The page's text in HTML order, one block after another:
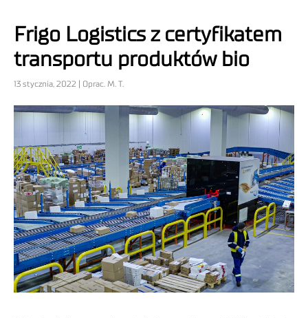
Frigo Logistics z certyfikatem
transportu produktów bio
13 stycznia, 2022 | Oprac. M. T.